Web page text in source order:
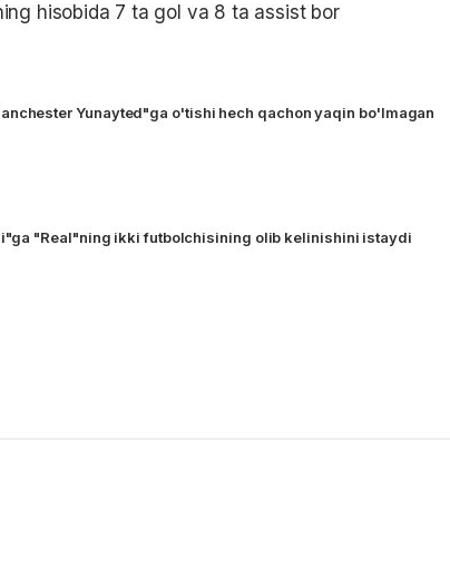
hisobida 7 ta gol va 8 ta assist bor
Yunayted"ga o'tishi hech qachon yaqin bo'lmagan
"Real"ning ikki futbolchisining olib kelinishini istaydi